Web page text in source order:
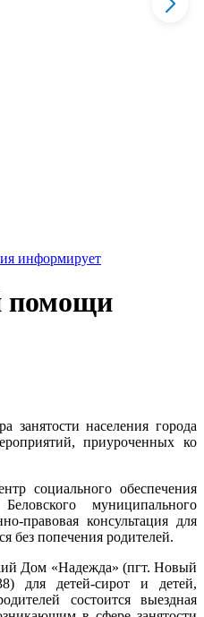
информирует
помощи
занятости населения города
приуроченных ко
социального обеспечения
муниципального
правовая консультация для
без попечения родителей.
Дом «Надежда» (пгт. Новый
для детей-сирот и детей,
состоится выездная